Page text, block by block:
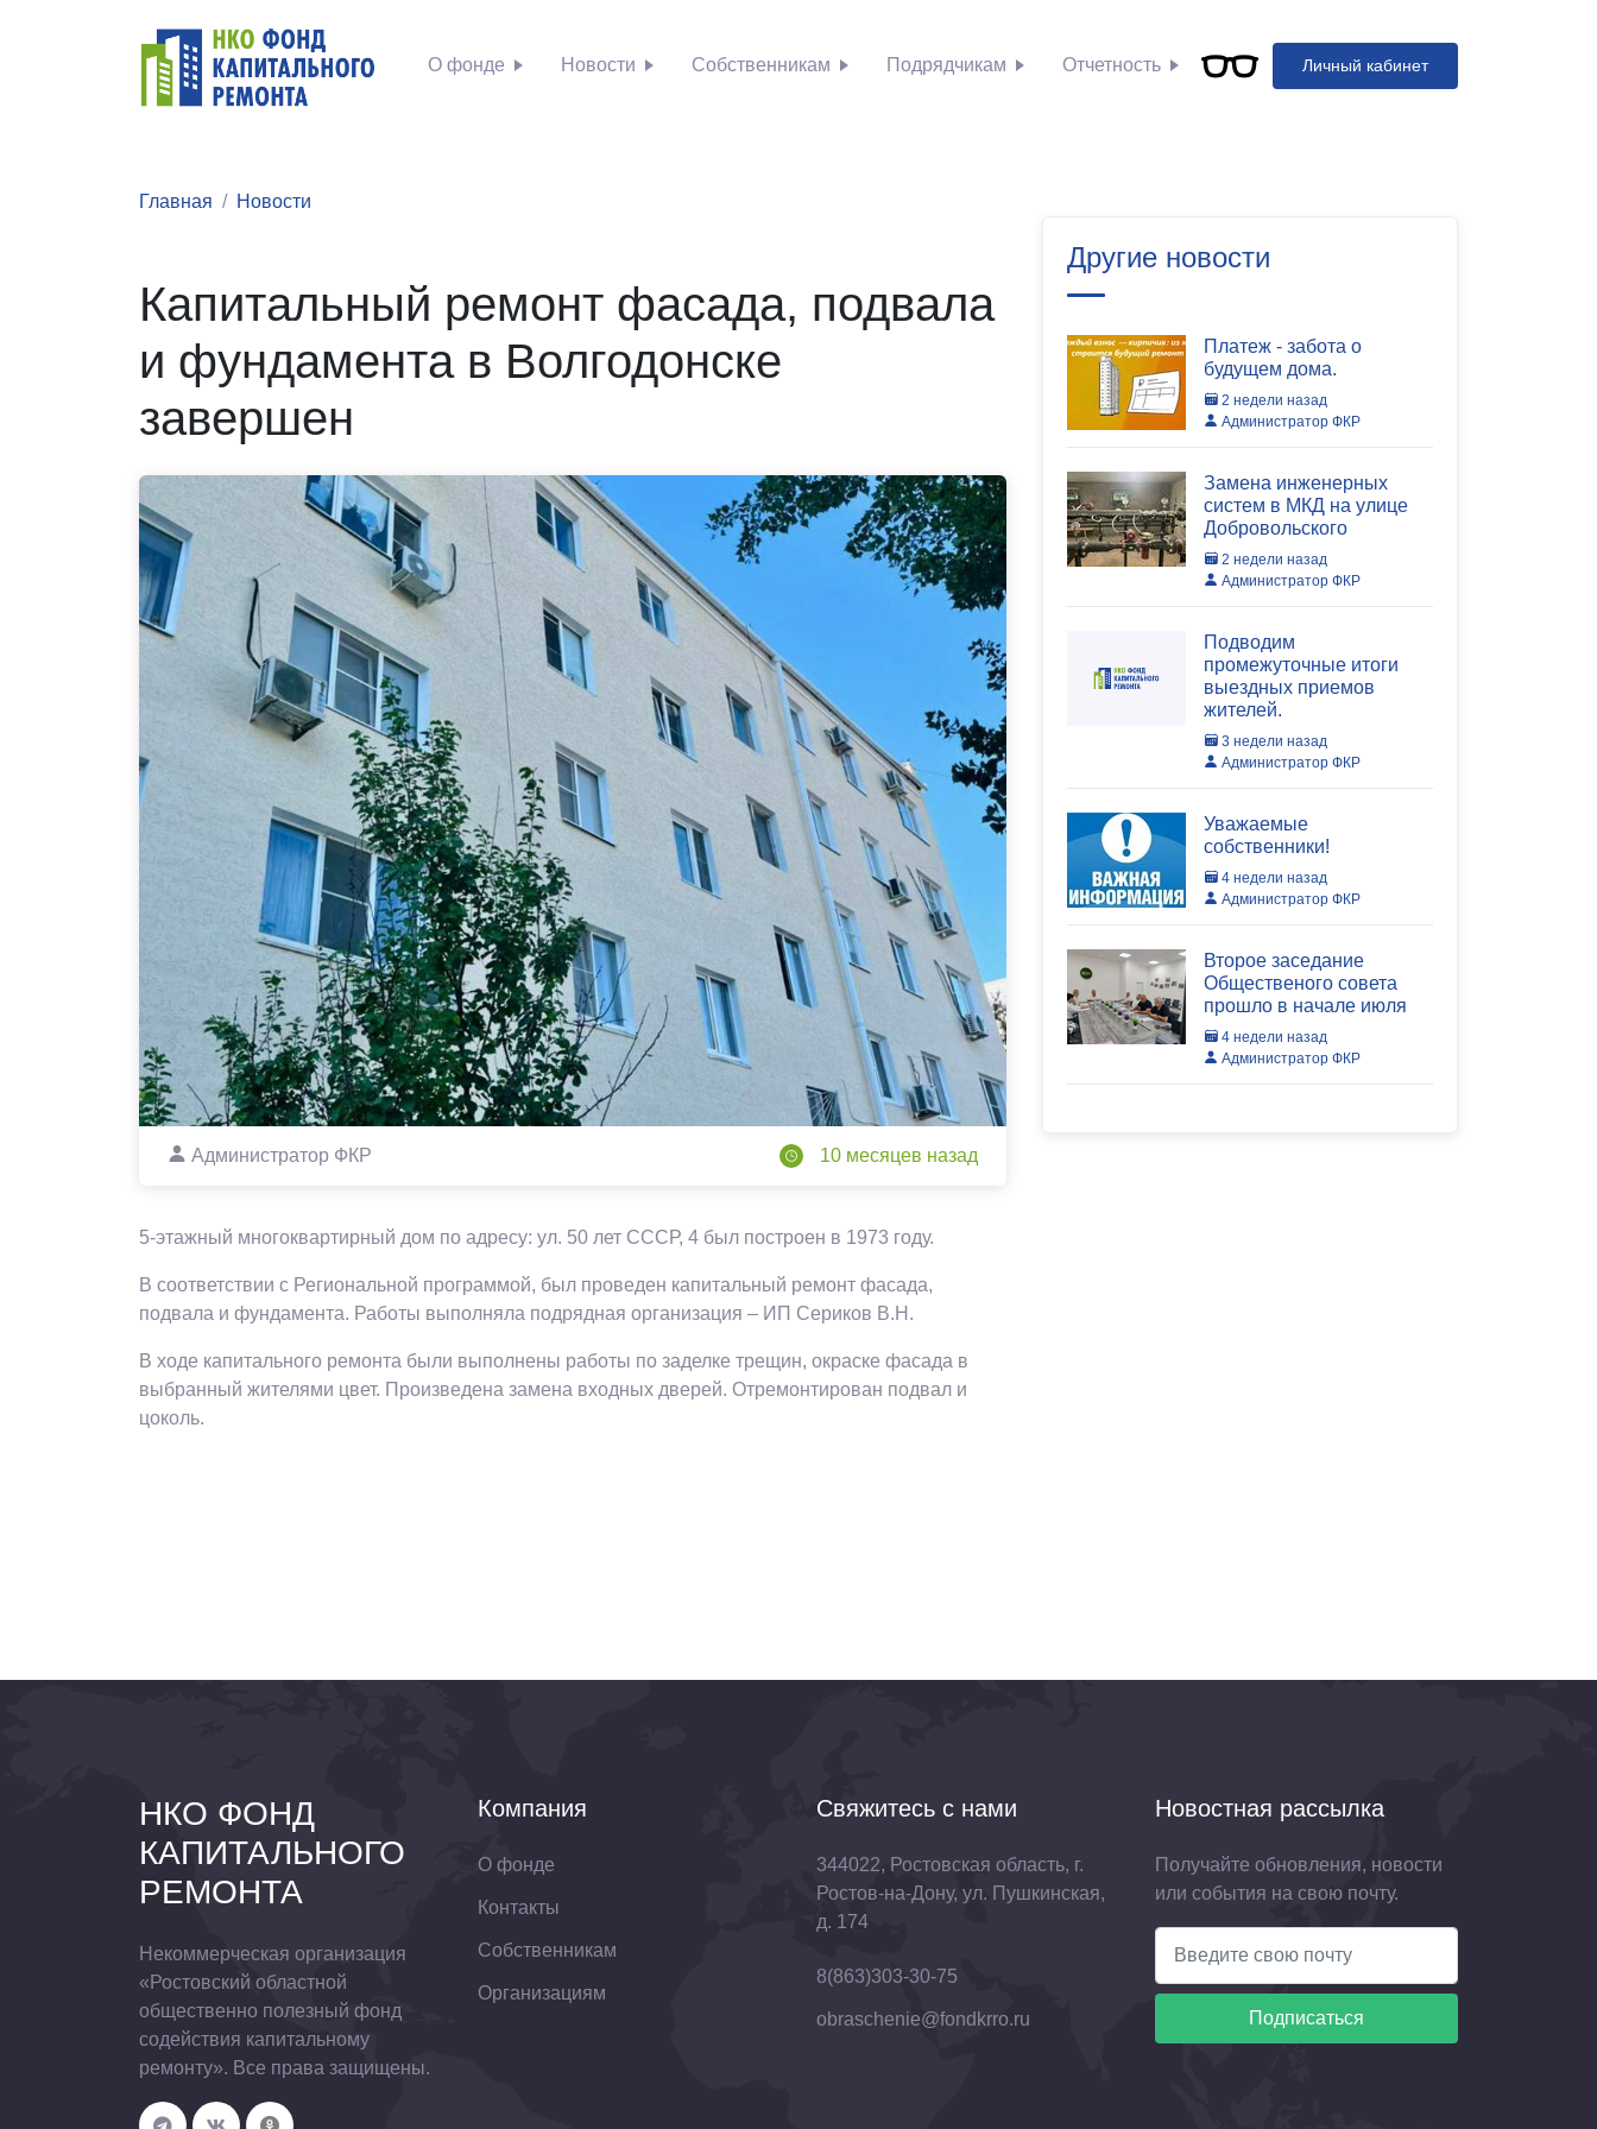
О фонде Новости Собственникам Подрядчикам Отчетность Личный кабинет
Главная Новости
Капитальный ремонт фасада, подвала
и фундамента в Волгодонске
завершен
Администратор ФКР 10 месяцев назад
5-этажный многоквартирный дом по адресу: ул. 50 лет СССР, 4 был построен в 1973 году.
В соответствии с Региональной программой, был проведен капитальный ремонт фасада,
подвала и фундамента. Работы выполняла подрядная организация – ИП Сериков В.Н.
В ходе капитального ремонта были выполнены работы по заделке трещин, окраске фасада в
выбранный жителями цвет. Произведена замена входных дверей. Отремонтирован подвал и
цоколь.
Другие новости
Платеж - забота о
будущем дома.
2 недели назад
Администратор ФКР
Замена инженерных
систем в МКД на улице
Добровольского
2 недели назад
Администратор ФКР
Подводим
промежуточные итоги
выездных приемов
жителей.
3 недели назад
Администратор ФКР
Уважаемые
собственники!
4 недели назад
Администратор ФКР
Второе заседание
Общественого совета
прошло в начале июля
4 недели назад
Администратор ФКР
НКО ФОНД
КАПИТАЛЬНОГО
РЕМОНТА
Некоммерческая организация
«Ростовский областной
общественно полезный фонд
содействия капитальному
ремонту». Все права защищены.
Компания
О фонде
Контакты
Собственникам
Организациям
Свяжитесь с нами
344022, Ростовская область, г.
Ростов-на-Дону, ул. Пушкинская,
д. 174
8(863)303-30-75
obraschenie@fondkrro.ru
Новостная рассылка
Получайте обновления, новости
или события на свою почту.
Подписаться